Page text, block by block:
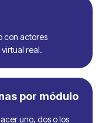
con actores
real.
por módulo
uno, dos o los